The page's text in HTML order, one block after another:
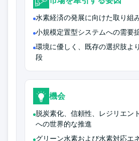
水素経済の発展に向けた取り組
小規模定置型システムへの需要
環境に優しく、既存の選択肢よ
段
機会
脱炭素化、信頼性、レジリエン
への世界的な推進
グリーン水素および水素対応エ